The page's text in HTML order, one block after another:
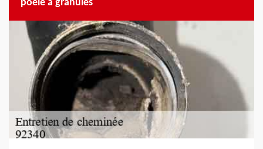
poêle à granulés